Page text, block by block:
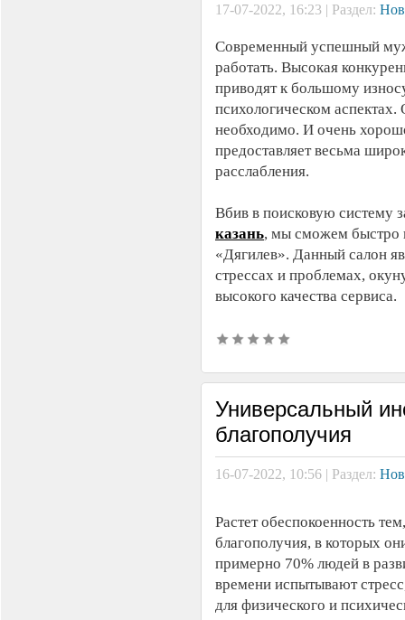
17-07-2022, 16:23 | Раздел:
Современный успешный
работать. Высокая
приводят к большому
психологическом
необходимо. И очень
предоставляет весьма
расслабления.
Вбив в поисковую систему
казань, мы сможем быстро
«Дягилев». Данный салон
стрессах и проблемах,
высокого качества сервиса.
Универсальный
благополучия
16-07-2022, 10:56 | Раздел:
Растет обеспокоенность
благополучия, в которых
примерно 70% людей в
времени испытывают
для физического и